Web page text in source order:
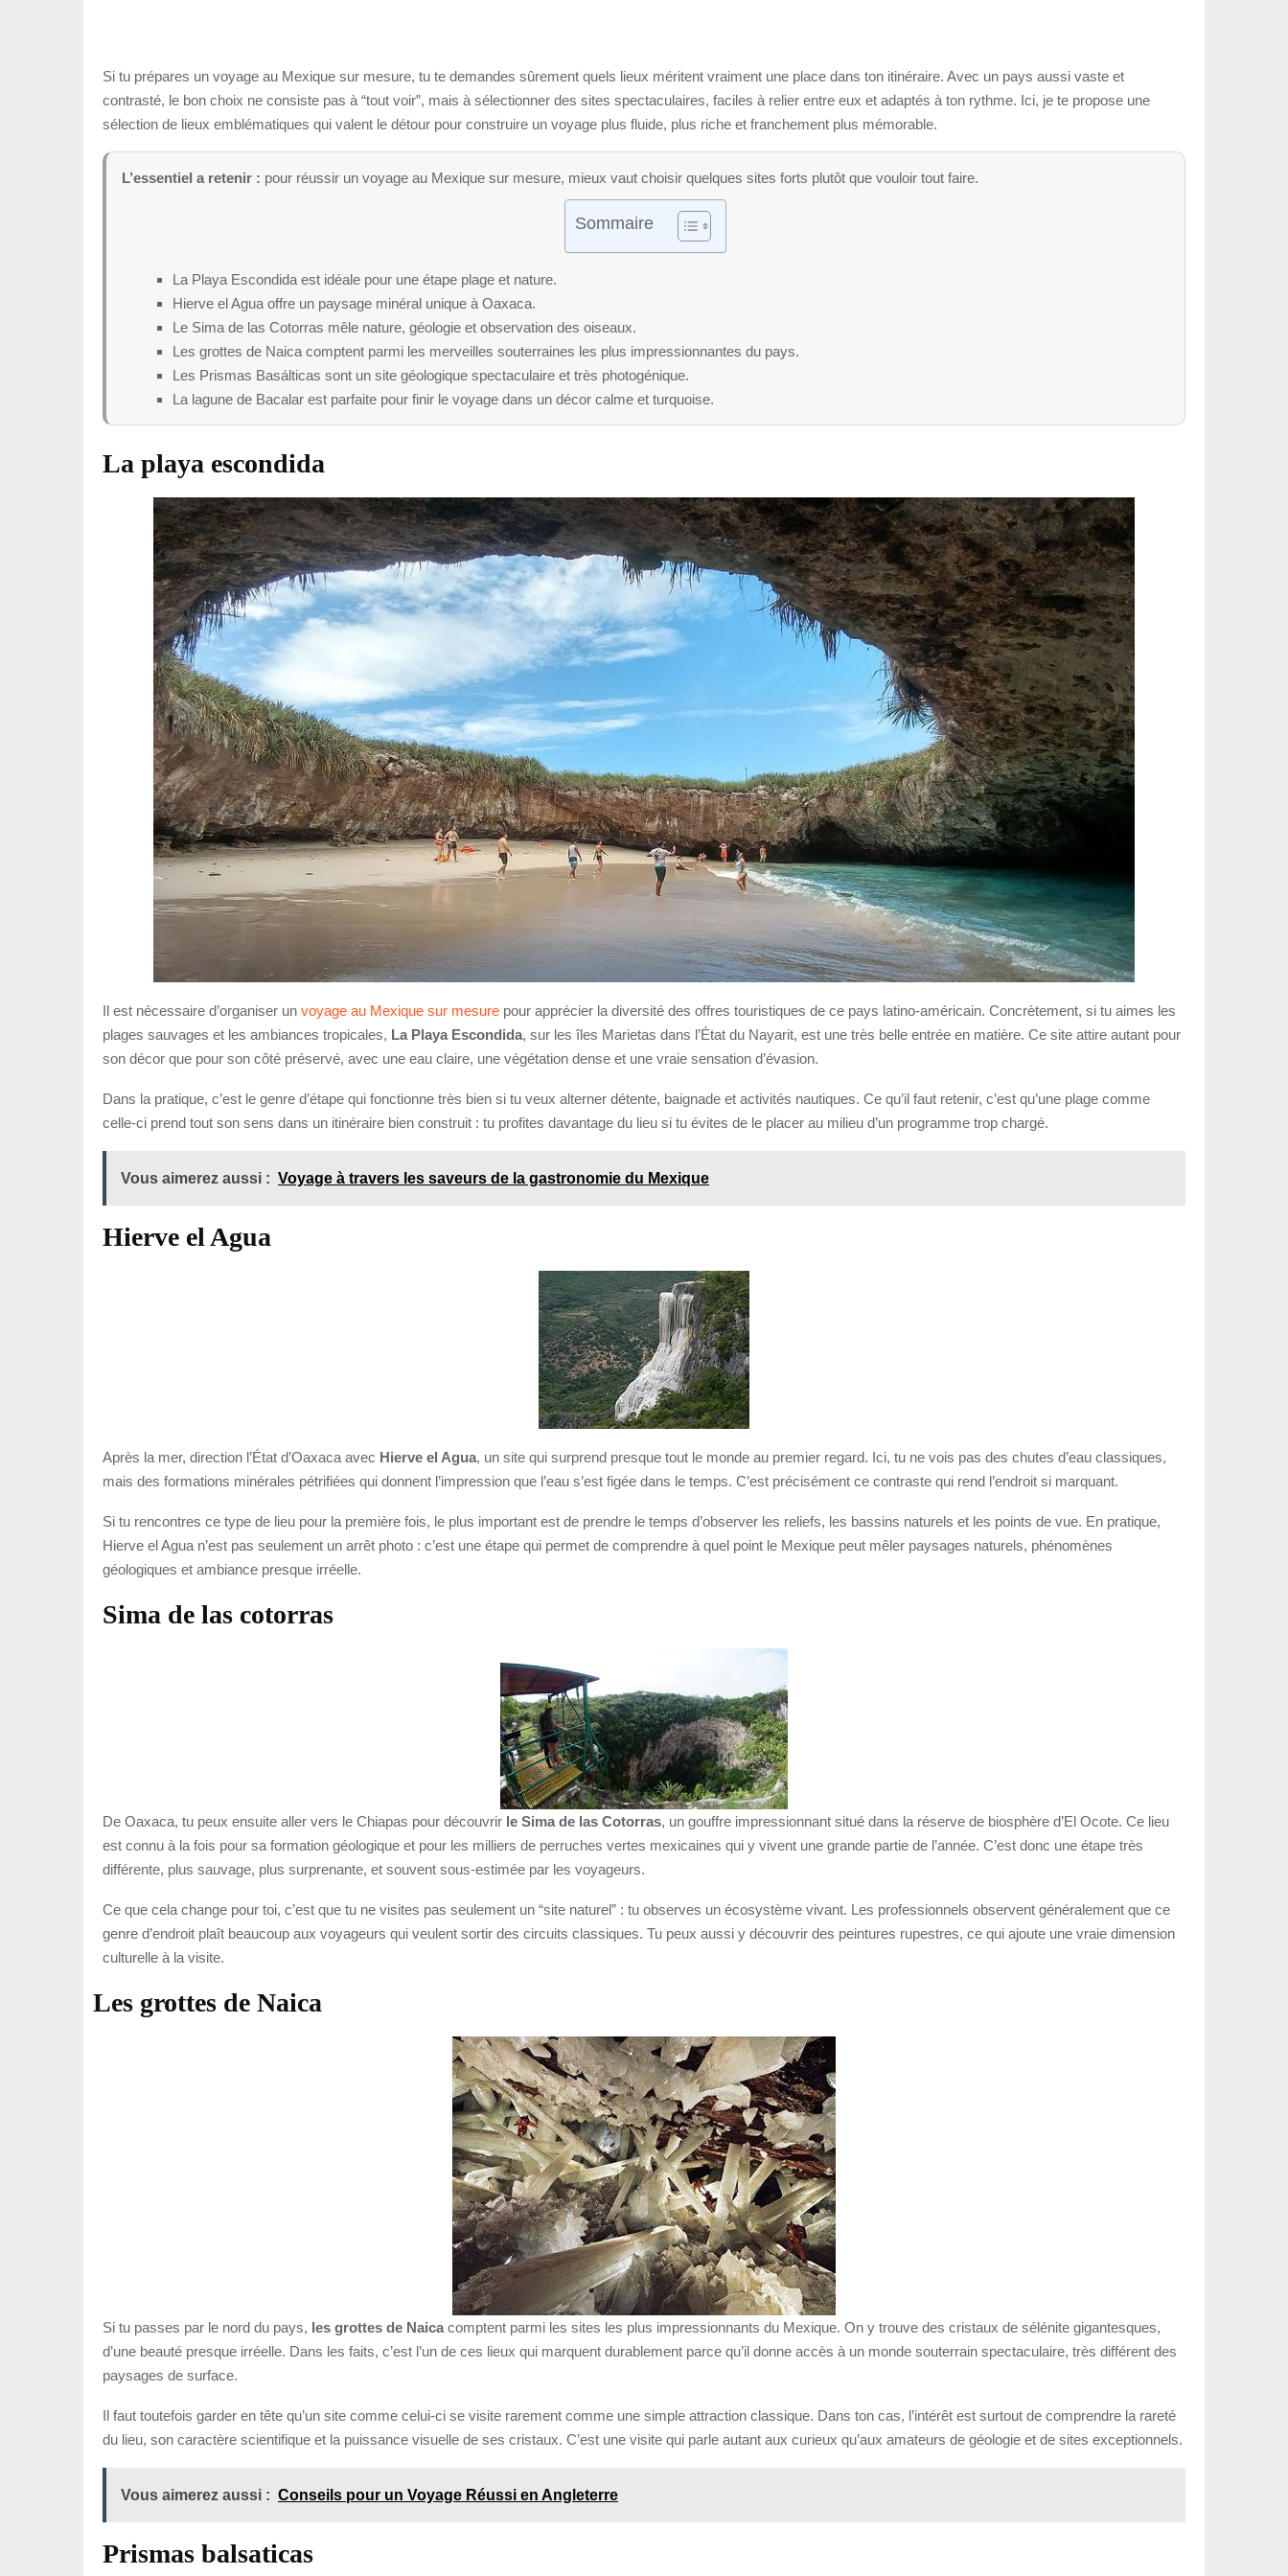
Si tu prépares un voyage au Mexique sur mesure, tu te demandes sûrement quels lieux méritent vraiment une place dans ton itinéraire. Avec un pays aussi vaste et
contrasté, le bon choix ne consiste pas à “tout voir”, mais à sélectionner des sites spectaculaires, faciles à relier entre eux et adaptés à ton rythme. Ici, je te propose une
sélection de lieux emblématiques qui valent le détour pour construire un voyage plus fluide, plus riche et franchement plus mémorable.
L’essentiel a retenir : pour réussir un voyage au Mexique sur mesure, mieux vaut choisir quelques sites forts plutôt que vouloir tout faire.
Sommaire
La Playa Escondida est idéale pour une étape plage et nature.
Hierve el Agua offre un paysage minéral unique à Oaxaca.
Le Sima de las Cotorras mêle nature, géologie et observation des oiseaux.
Les grottes de Naica comptent parmi les merveilles souterraines les plus impressionnantes du pays.
Les Prismas Basálticas sont un site géologique spectaculaire et très photogénique.
La lagune de Bacalar est parfaite pour finir le voyage dans un décor calme et turquoise.
La playa escondida
Il est nécessaire d’organiser un voyage au Mexique sur mesure pour apprécier la diversité des offres touristiques de ce pays latino-américain. Concrètement, si tu aimes les
plages sauvages et les ambiances tropicales, La Playa Escondida, sur les îles Marietas dans l’État du Nayarit, est une très belle entrée en matière. Ce site attire autant pour
son décor que pour son côté préservé, avec une eau claire, une végétation dense et une vraie sensation d’évasion.
Dans la pratique, c’est le genre d’étape qui fonctionne très bien si tu veux alterner détente, baignade et activités nautiques. Ce qu’il faut retenir, c’est qu’une plage comme
celle-ci prend tout son sens dans un itinéraire bien construit : tu profites davantage du lieu si tu évites de le placer au milieu d’un programme trop chargé.
Vous aimerez aussi : Voyage à travers les saveurs de la gastronomie du Mexique
Hierve el Agua
Après la mer, direction l’État d’Oaxaca avec Hierve el Agua, un site qui surprend presque tout le monde au premier regard. Ici, tu ne vois pas des chutes d’eau classiques,
mais des formations minérales pétrifiées qui donnent l’impression que l’eau s’est figée dans le temps. C’est précisément ce contraste qui rend l’endroit si marquant.
Si tu rencontres ce type de lieu pour la première fois, le plus important est de prendre le temps d’observer les reliefs, les bassins naturels et les points de vue. En pratique,
Hierve el Agua n’est pas seulement un arrêt photo : c’est une étape qui permet de comprendre à quel point le Mexique peut mêler paysages naturels, phénomènes
géologiques et ambiance presque irréelle.
Sima de las cotorras
De Oaxaca, tu peux ensuite aller vers le Chiapas pour découvrir le Sima de las Cotorras, un gouffre impressionnant situé dans la réserve de biosphère d’El Ocote. Ce lieu
est connu à la fois pour sa formation géologique et pour les milliers de perruches vertes mexicaines qui y vivent une grande partie de l’année. C’est donc une étape très
différente, plus sauvage, plus surprenante, et souvent sous-estimée par les voyageurs.
Ce que cela change pour toi, c’est que tu ne visites pas seulement un “site naturel” : tu observes un écosystème vivant. Les professionnels observent généralement que ce
genre d’endroit plaît beaucoup aux voyageurs qui veulent sortir des circuits classiques. Tu peux aussi y découvrir des peintures rupestres, ce qui ajoute une vraie dimension
culturelle à la visite.
Les grottes de Naica
Si tu passes par le nord du pays, les grottes de Naica comptent parmi les sites les plus impressionnants du Mexique. On y trouve des cristaux de sélénite gigantesques,
d’une beauté presque irréelle. Dans les faits, c’est l’un de ces lieux qui marquent durablement parce qu’il donne accès à un monde souterrain spectaculaire, très différent des
paysages de surface.
Il faut toutefois garder en tête qu’un site comme celui-ci se visite rarement comme une simple attraction classique. Dans ton cas, l’intérêt est surtout de comprendre la rareté
du lieu, son caractère scientifique et la puissance visuelle de ses cristaux. C’est une visite qui parle autant aux curieux qu’aux amateurs de géologie et de sites exceptionnels.
Vous aimerez aussi : Conseils pour un Voyage Réussi en Angleterre
Prismas balsaticas